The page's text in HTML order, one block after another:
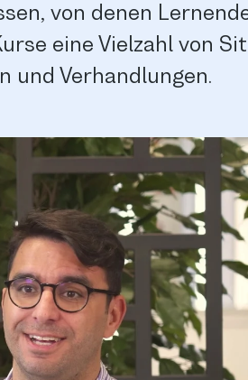
von denen
eine Vielzahl von
und Verhandlungen.